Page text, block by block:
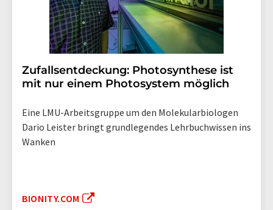
Zufallsentdeckung: Photosynthese ist
mit nur einem Photosystem möglich
Eine LMU-Arbeitsgruppe um den Molekularbiologen
Dario Leister bringt grundlegendes Lehrbuchwissen ins
Wanken
BIONITY.COM